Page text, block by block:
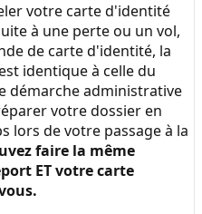
votre carte d'identité
à une perte ou un vol,
de carte d'identité, la
identique à celle du
démarche administrative
votre dossier en
lors de votre passage à la
faire la même
ET votre carte